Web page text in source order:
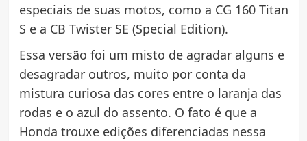
especiais de suas motos, como a CG 160 Titan
S e a CB Twister SE (Special Edition).
Essa versão foi um misto de agradar alguns e
desagradar outros, muito por conta da
mistura curiosa das cores entre o laranja das
rodas e o azul do assento. O fato é que a
Honda trouxe edições diferenciadas nessa